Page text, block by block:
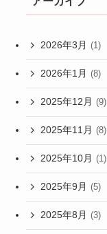
2026年3月 (1)
2026年1月 (8)
2025年12月 (9)
2025年11月 (8)
2025年10月 (1)
2025年9月 (5)
2025年8月 (3)